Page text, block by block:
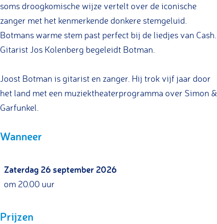
soms droogkomische wijze vertelt over de iconische
zanger met het kenmerkende donkere stemgeluid.
Botmans warme stem past perfect bij de liedjes van Cash.
Gitarist Jos Kolenberg begeleidt Botman.
Joost Botman is gitarist en zanger. Hij trok vijf jaar door
het land met een muziektheaterprogramma over Simon &
Garfunkel.
Wanneer
Zaterdag 26 september 2026
om 20.00 uur
Prijzen